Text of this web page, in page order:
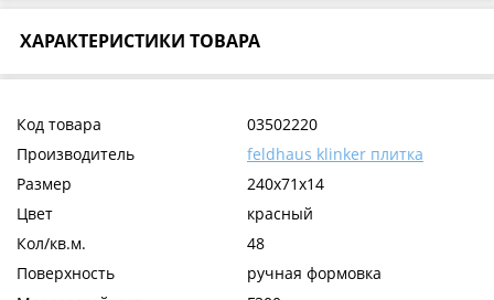
ХАРАКТЕРИСТИКИ ТОВАРА
Код товара
03502220
Производитель
feldhaus klinker плитка
Размер
240x71x14
Цвет
красный
Кол/кв.м.
48
Поверхность
ручная формовка